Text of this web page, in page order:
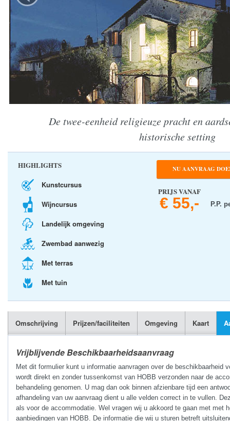
De twee-eenheid religieuze pracht en
historische setting
HIGHLIGHTS
Kunstcursus
Wijncursus
Landelijk omgeving
Zwembad aanwezig
Met terras
Met tuin
NU AANVRAAG
PRIJS VANAF
€ 55,- P.P.
Omschrijving Prijzen/faciliteiten Omgeving Kaart
Vrijblijvende Beschikbaarheidsaanvraag
Met dit formulier kunt u informatie aanvragen over de beschikbaarheid
wordt direkt en zonder tussenkomst van HOBB verzonden naar de
behandeling genomen. U mag dan ook binnen afzienbare tijd een
afhandeling van uw aanvraag dient u alle velden correct in te vullen.
als voor de accommodatie. Wel vragen wij u akkoord te gaan met met
aanbiedingen van HOBB. De informatie die wij u sturen betreft